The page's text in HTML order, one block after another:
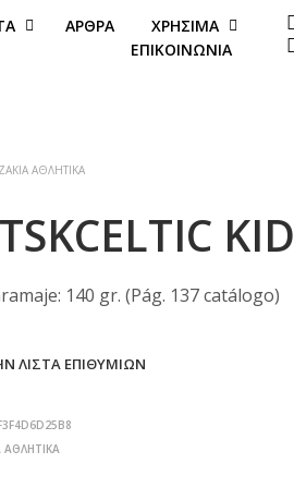
ΆΡΘΡΑ
ΧΡΉΣΙΜΑ
ΕΠΙΚΟΙΝΩΝΊΑ
ΑΘΛΗΤΙΚΆ
KID
140 gr. (Pág. 137 catálogo)
ΛΊΣΤΑ ΕΠΙΘΥΜΙΏΝ